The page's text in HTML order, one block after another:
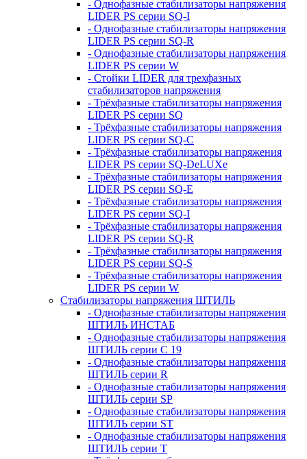
- Однофазные стабилизаторы напряжения
LIDER PS серии SQ-I
- Однофазные стабилизаторы напряжения
LIDER PS серии SQ-R
- Однофазные стабилизаторы напряжения
LIDER PS серии W
- Стойки LIDER для трехфазных
стабилизаторов напряжения
- Трёхфазные стабилизаторы напряжения
LIDER PS серии SQ
- Трёхфазные стабилизаторы напряжения
LIDER PS серии SQ-C
- Трёхфазные стабилизаторы напряжения
LIDER PS серии SQ-DeLUXe
- Трёхфазные стабилизаторы напряжения
LIDER PS серии SQ-E
- Трёхфазные стабилизаторы напряжения
LIDER PS серии SQ-I
- Трёхфазные стабилизаторы напряжения
LIDER PS серии SQ-R
- Трёхфазные стабилизаторы напряжения
LIDER PS серии SQ-S
- Трёхфазные стабилизаторы напряжения
LIDER PS серии W
Стабилизаторы напряжения ШТИЛЬ
- Однофазные стабилизаторы напряжения
ШТИЛЬ ИНСТАБ
- Однофазные стабилизаторы напряжения
ШТИЛЬ серии C 19
- Однофазные стабилизаторы напряжения
ШТИЛЬ серии R
- Однофазные стабилизаторы напряжения
ШТИЛЬ серии SP
- Однофазные стабилизаторы напряжения
ШТИЛЬ серии ST
- Однофазные стабилизаторы напряжения
ШТИЛЬ серии T